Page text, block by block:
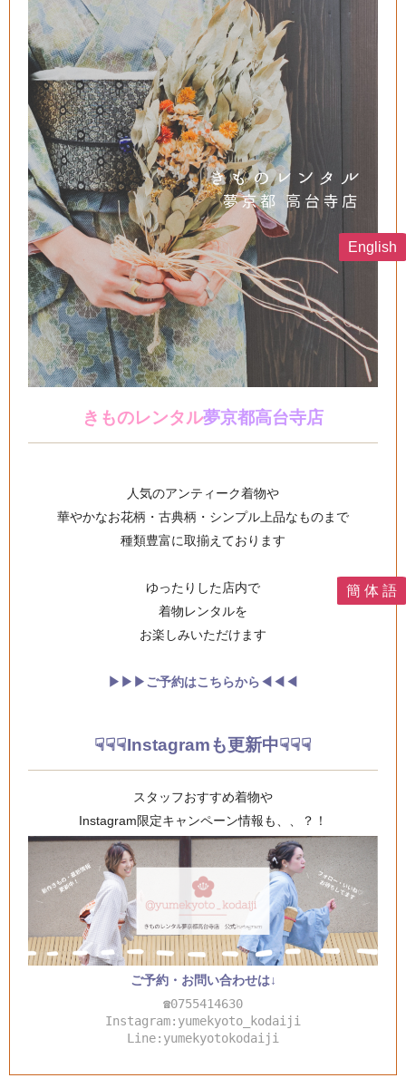
きものレンタル夢京都高台寺店
人気のアンティーク着物や
華やかなお花柄・古典柄・シンプル上品なものまで
種類豊富に取揃えております
ゆったりした店内で
着物レンタルを
お楽しみいただけます
▶︎▶︎▶︎ご予約はこちらから◀︎◀︎◀︎
☟☟☟Instagramも更新中☟☟☟
スタッフおすすめ着物や
Instagram限定キャンペーン情報も、、？！
ご予約・お問い合わせは↓
☎0755414630
Instagram:yumekyoto_kodaiji
Line:yumekyotokodaiji
English
簡 体 語